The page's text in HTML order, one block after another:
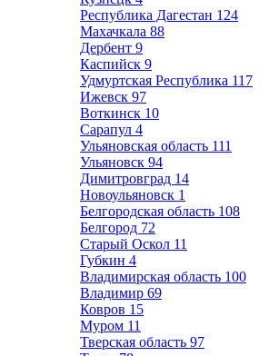
Республика Дагестан 124
Махачкала 88
Дербент 9
Каспийск 9
Удмуртская Республика 117
Ижевск 97
Воткинск 10
Сарапул 4
Ульяновская область 111
Ульяновск 94
Димитровград 14
Новоульяновск 1
Белгородская область 108
Белгород 72
Старый Оскол 11
Губкин 4
Владимирская область 100
Владимир 69
Ковров 15
Муром 11
Тверская область 97